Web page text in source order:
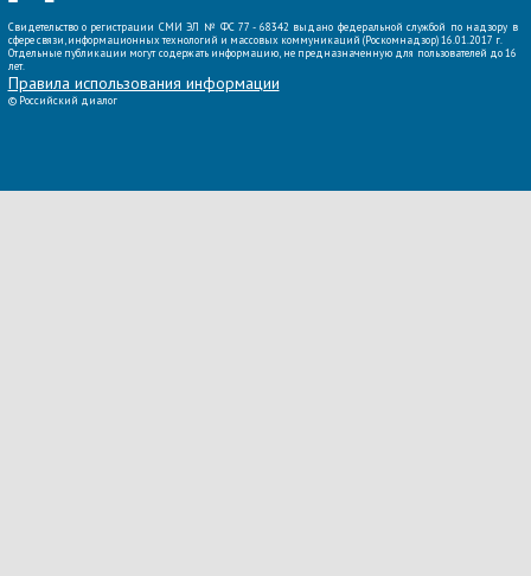
Свидетельство о регистрации СМИ ЭЛ № ФС 77 - 68342 выдано федеральной службой по надзору в
сфере связи, информационных технологий и массовых коммуникаций (Роскомнадзор) 16.01.2017 г.
Отдельные публикации могут содержать информацию, не предназначенную для пользователей до 16
лет.
Правила использования информации
© Российский диалог